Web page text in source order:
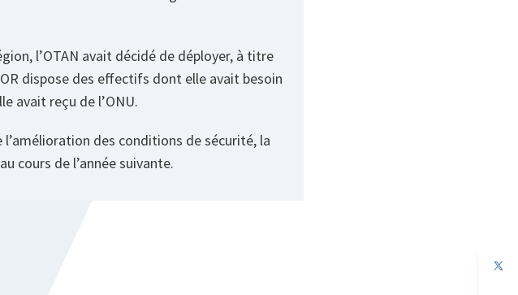
l’OTAN avait décidé de déployer, à titre
dispose des effectifs dont elle avait besoin
avait reçu de l’ONU.
l’amélioration des conditions de sécurité, la
cours de l’année suivante.